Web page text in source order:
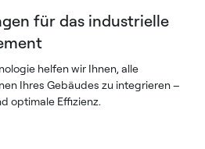
für das industrielle
helfen wir Ihnen, alle
Ihres Gebäudes zu integrieren –
optimale Effizienz.